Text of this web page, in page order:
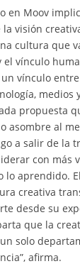
en Moov
visión
cultura que
el vínculo
vínculo
medios
propuesta
asombre al
a salir de la
con más
lo aprendido.
creativa
desde su
que la
solo
afirma.